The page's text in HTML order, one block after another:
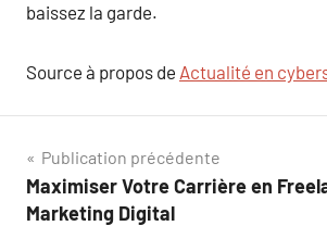
baissez la garde.
Source à propos de Actualité en
Navigation
de
Publication précédente
Maximiser Votre Carrière en
Marketing Digital